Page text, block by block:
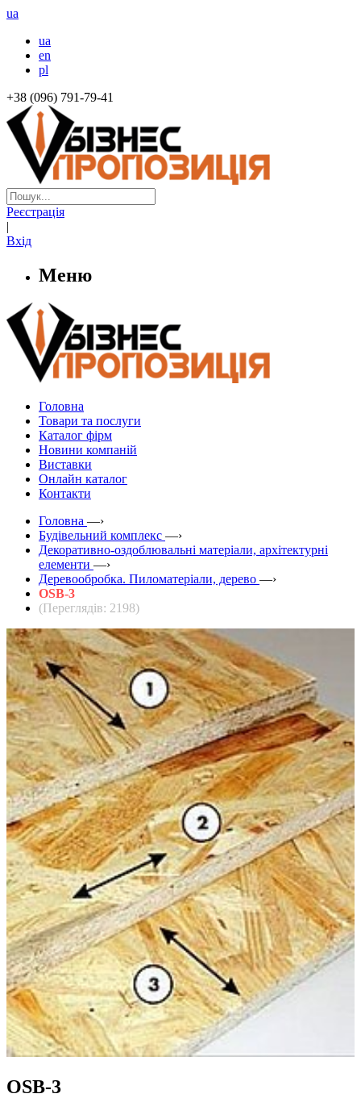
ua
ua
en
pl
+38 (096) 791-79-41
Реєстрація
|
Вхід
Меню
Головна
Товари та послуги
Каталог фірм
Новини компаній
Виставки
Онлайн каталог
Контакти
Головна —›
Будівельний комплекс —›
Декоративно-оздоблювальні матеріали, архітектурні
елементи —›
Деревообробка. Пиломатеріали, дерево —›
OSB-3
(Переглядів: 2198)
OSB-3